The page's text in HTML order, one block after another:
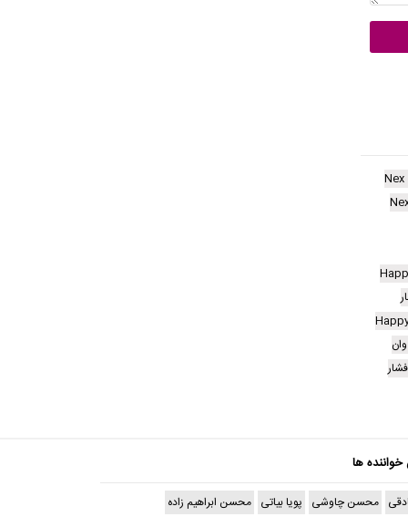
خواننده ها
محسن چاوشی پویا بیاتی محسن ابراهیم زاده